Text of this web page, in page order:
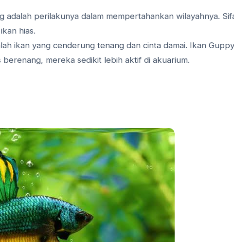
adalah perilakunya dalam mempertahankan wilayahnya.
hias.
ikan yang cenderung tenang dan cinta damai. Ikan Guppy
mereka sedikit lebih aktif di akuarium.